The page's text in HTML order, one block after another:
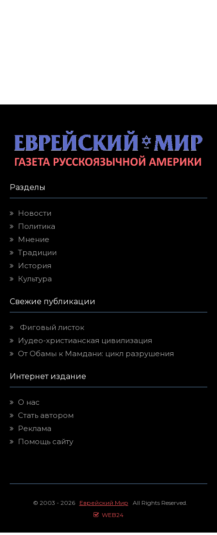
Разделы
Новости
Политика
Мнение
Традиции
История
Культура
Свежие публикации
Фиговый листок
Иудео-христианская цивилизация
От Обамы к Мамдани: цикл разрушения
Интернет издание
О нас
Стать автором
Реклама
Помощь сайту
© 2003 - 2026 Еврейский Мир All Rights Reserved.
WEB24